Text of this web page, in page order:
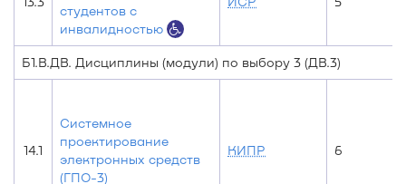
студентов с
инвалидностью
Б1.В.ДВ. Дисциплины (модули) по выбору 3 (ДВ.3)
14.1
Системное
проектирование
электронных средств
(ГПО-3)
КИПР 6